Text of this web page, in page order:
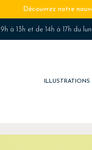
Découvrez notre
à 13h et de 14h à 17h du
ILLUSTRATIONS